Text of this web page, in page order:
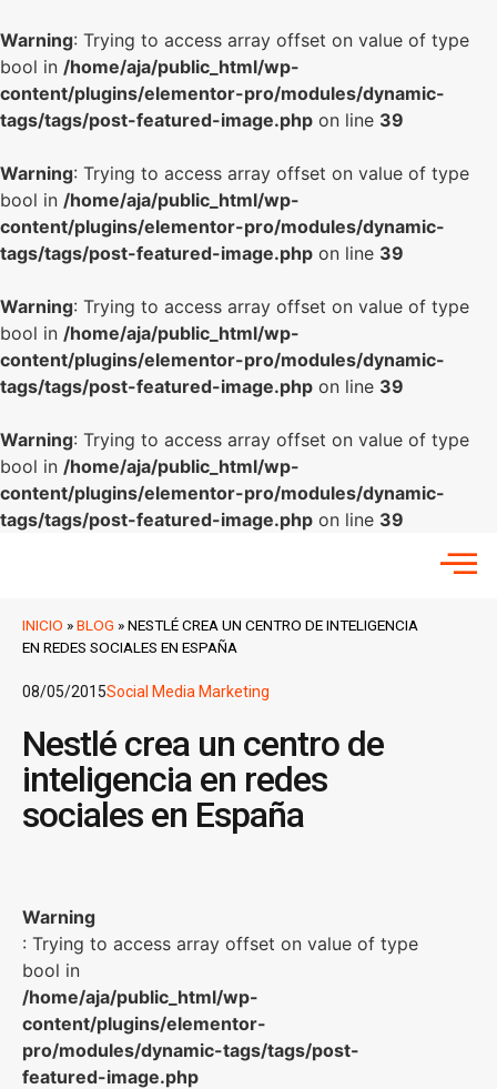
Warning: Trying to access array offset on value of type
bool in /home/aja/public_html/wp-
content/plugins/elementor-pro/modules/dynamic-
tags/tags/post-featured-image.php on line 39
Warning: Trying to access array offset on value of type
bool in /home/aja/public_html/wp-
content/plugins/elementor-pro/modules/dynamic-
tags/tags/post-featured-image.php on line 39
Warning: Trying to access array offset on value of type
bool in /home/aja/public_html/wp-
content/plugins/elementor-pro/modules/dynamic-
tags/tags/post-featured-image.php on line 39
Warning: Trying to access array offset on value of type
bool in /home/aja/public_html/wp-
content/plugins/elementor-pro/modules/dynamic-
tags/tags/post-featured-image.php on line 39
INICIO »BLOG »NESTLÉ CREA UN CENTRO DE INTELIGENCIA
EN REDES SOCIALES EN ESPAÑA
08/05/2015Social Media Marketing
Nestlé crea un centro de
inteligencia en redes
sociales en España
Warning
: Trying to access array offset on value of type
bool in
/home/aja/public_html/wp-
content/plugins/elementor-
pro/modules/dynamic-tags/tags/post-
featured-image.php